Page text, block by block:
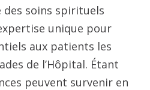
des soins spirituels
unique pour
aux patients les
de l’Hôpital. Étant
peuvent survenir en